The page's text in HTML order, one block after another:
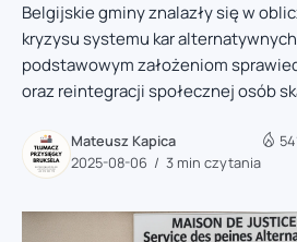
Belgijskie gminy znalazły się w
kryzysu systemu kar
podstawowym założeniom
oraz reintegracji społecznej osób
Mateusz Kapica
2025-08-06
3 min czytania